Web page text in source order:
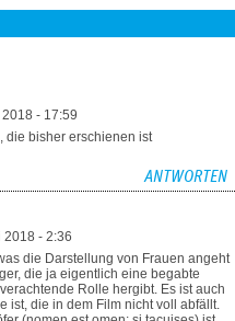
- 17:59
die bisher erschienen ist
ANTWORTEN
- 2:36
die Darstellung von Frauen angeht
die ja eigentlich eine begabte
Rolle hergibt. Es ist auch
ist, die in dem Film nicht voll abfällt.